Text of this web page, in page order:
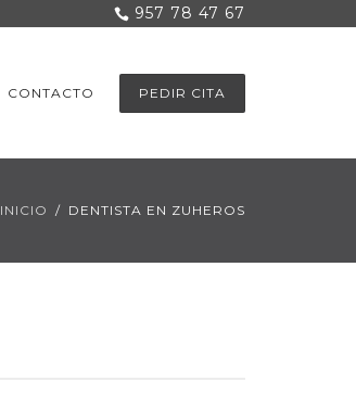
957 78 47 67
CONTACTO PEDIR CITA
INICIO DENTISTA EN ZUHEROS